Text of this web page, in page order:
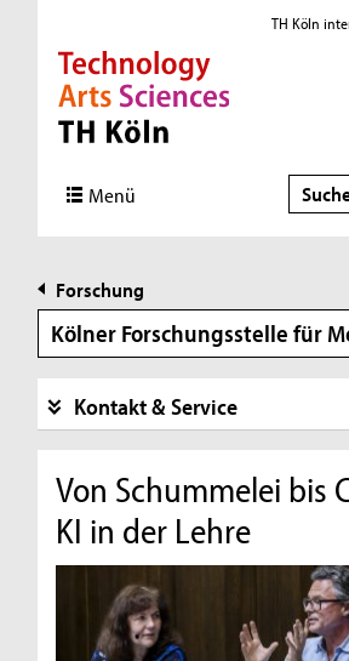
Direkt zur Hauptnavigation
Direkt zur Subnavigation
Direkt zum Inhalt
Direkt zum Fußbereich
TH Köln
Menü Suche
Suche
Forschung
Kölner Forschungsstelle für
Kontakt & Service
Von Schummelei bis
KI in der Lehre